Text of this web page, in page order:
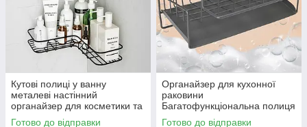
Кутові полиці у ванну
металеві настінний
органайзер для косметики та
шампунів самоклейна
Готово до відправки
Органайзер для кухонної
раковини
Багатофункціональна полиця
під мочалки Кошик для
Готово до відправки